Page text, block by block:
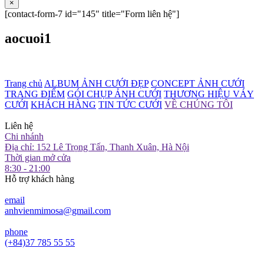
×
[contact-form-7 id="145" title="Form liên hệ"]
aocuoi1
Trang chủ ALBUM ẢNH CƯỚI ĐẸP CONCEPT ẢNH CƯỚI
TRANG ĐIỂM GÓI CHỤP ẢNH CƯỚI THƯƠNG HIỆU VÁY
CƯỚI KHÁCH HÀNG TIN TỨC CƯỚI VỀ CHÚNG TÔI
Liên hệ
Chi nhánh
Địa chỉ: 152 Lê Trọng Tấn, Thanh Xuân, Hà Nội
Thời gian mở cửa
8:30 - 21:00
Hỗ trợ khách hàng
email
anhvienmimosa@gmail.com
phone
(+84)37 785 55 55